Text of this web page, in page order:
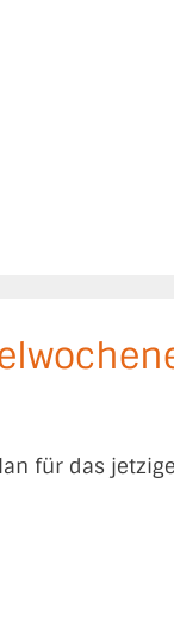
für das